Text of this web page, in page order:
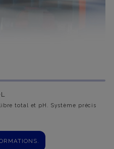
total et pH. Système précis